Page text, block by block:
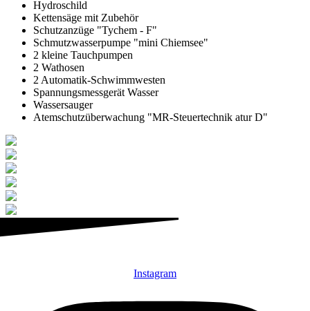
Hydroschild
Kettensäge mit Zubehör
Schutzanzüge "Tychem - F"
Schmutzwasserpumpe "mini Chiemsee"
2 kleine Tauchpumpen
2 Wathosen
2 Automatik-Schwimmwesten
Spannungsmessgerät Wasser
Wassersauger
Atemschutzüberwachung "MR-Steuertechnik atur D"
Instagram